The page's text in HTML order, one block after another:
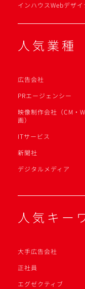
インハウスWebデザイ
人気業種
広告会社
PRエージェンシー
映像制作会社（CM・
画）
ITサービス
新聞社
デジタルメディア
人気キー
大手広告会社
正社員
エグゼクティブ